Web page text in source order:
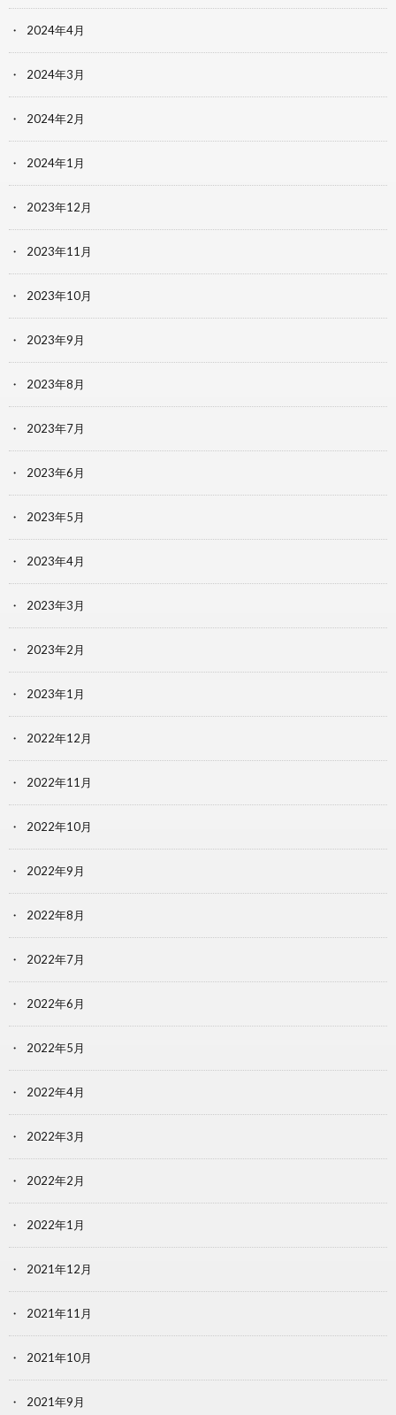
2024年4月
2024年3月
2024年2月
2024年1月
2023年12月
2023年11月
2023年10月
2023年9月
2023年8月
2023年7月
2023年6月
2023年5月
2023年4月
2023年3月
2023年2月
2023年1月
2022年12月
2022年11月
2022年10月
2022年9月
2022年8月
2022年7月
2022年6月
2022年5月
2022年4月
2022年3月
2022年2月
2022年1月
2021年12月
2021年11月
2021年10月
2021年9月